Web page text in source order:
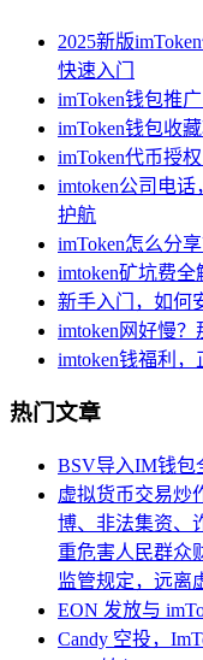
2025新版
快速入门
imToken钱包推
imToken钱包收
imToken代币授
imtoken公司电
护航
imToken怎么分
imtoken矿坑费
新手入门，如何
imtoken网好慢
imtoken钱福利
热门文章
BSV导入IM钱包
虚拟货币交易炒
博、非法集资、
重危害人民群众
监管规定，远离
EON 发放与
Candy 空投，